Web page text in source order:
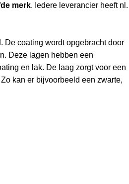
merk. Iedere leverancier heeft nl.
coating wordt opgebracht door
Deze lagen hebben een
en lak. De laag zorgt voor een
kan er bijvoorbeeld een zwarte,